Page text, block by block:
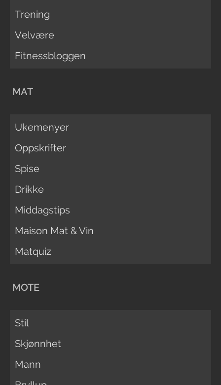
Trening
Velvære
Fitnessbloggen
MAT
Ukemenyer
Oppskrifter
Spise
Drikke
Middagstips
Maison Mat & Vin
Matquiz
MOTE
Stil
Skjønnhet
Mann